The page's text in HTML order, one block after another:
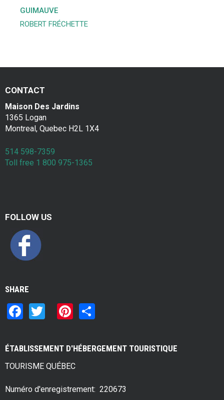
e
a
k
f
a
t
GUIMAUVE
ROBERT FRÉCHETTE
CONTACT
Maison Des Jardins
1365 Logan
Montreal, Quebec H2L 1X4
514 598-7359
Toll free 1 800 975-1365
FOLLOW US
SHARE
F
a
ce
b
o
o
wi
tt
er
Pi
nt
er
es
t
ar
e
ÉTABLISSEMENT D'HÉBERGEMENT TOURISTIQUE
TOURISME QUÉBEC
Numéro d'enregistrement: 220673